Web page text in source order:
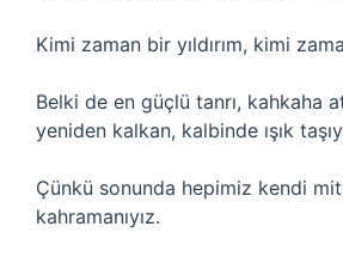
Kimi zaman bir yıldırım, kimi
Belki de en güçlü tanrı, kahkaha
yeniden kalkan, kalbinde ışık
Çünkü sonunda hepimiz kendi
kahramanıyız.